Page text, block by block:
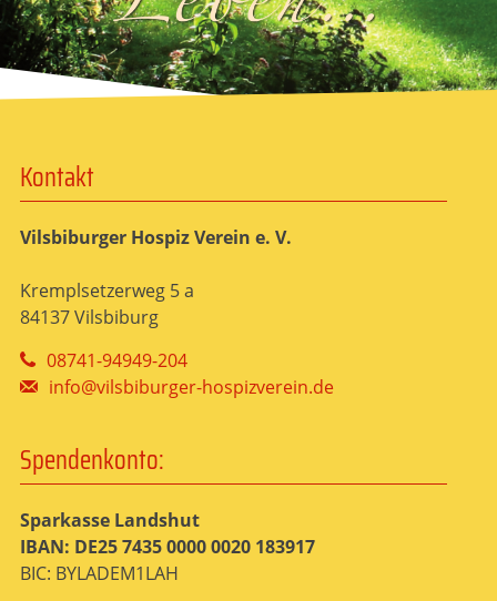
Kontakt
Vilsbiburger Hospiz Verein e. V.
Kremplsetzerweg 5 a
84137 Vilsbiburg
08741-94949-204
info@vilsbiburger-hospizverein.de
Spendenkonto:
Sparkasse Landshut
IBAN: DE25 7435 0000 0020 183917
BIC: BYLADEM1LAH